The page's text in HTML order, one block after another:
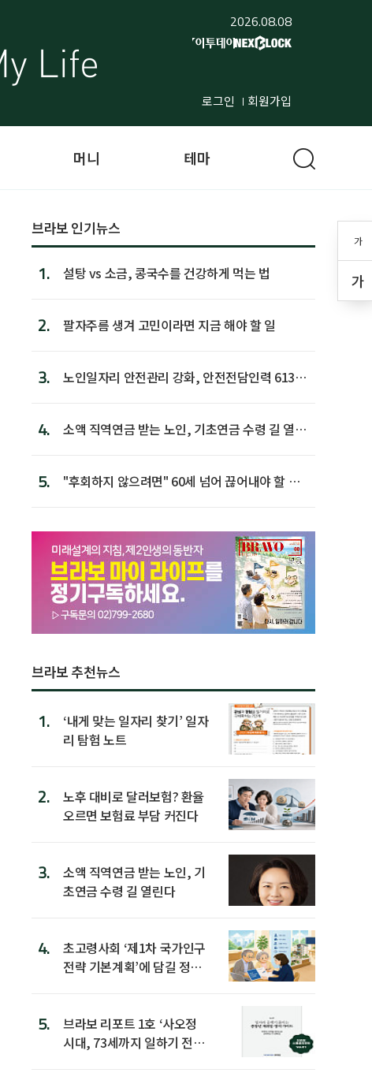
2026.08.08
로그인 회원가입
가
가
머니 테마
브라보 인기뉴스
1. 설탕 vs 소금, 콩국수를 건강하게 먹는 법
2. 팔자주름 생겨 고민이라면 지금 해야 할 일
3.
노인일자리 안전관리 강화, 안전전담인력 613명
4.
소액 직역연금 받는 노인, 기초연금 수령 길 열린
5.
"후회하지 않으려면" 60세 넘어 끊어내야 할 사
브라보 추천뉴스
1.
‘내게 맞는 일자리 찾기’ 일자
리 탐험 노트
2.
노후 대비로 달러보험? 환율
오르면 보험료 부담 커진다
3.
소액 직역연금 받는 노인, 기
초연금 수령 길 열린다
4.
초고령사회 ‘제1차 국가인구
전략 기본계획’에 담길 정책
5.
브라보 리포트 1호 ‘사오정
시대, 73세까지 일하기 전략’